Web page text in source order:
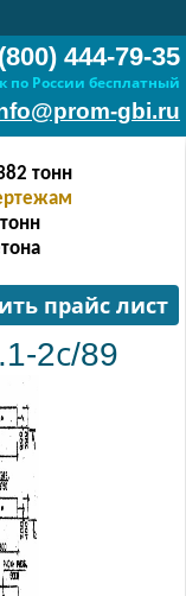
444-79-35
по России бесплатный
gbi.ru
тонн
тонн
прайс лист
2с/89